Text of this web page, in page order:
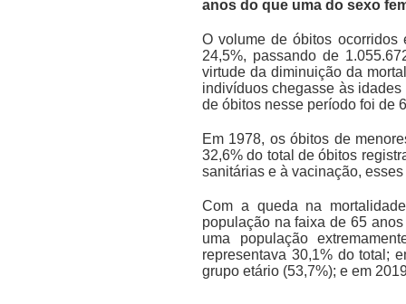
anos do que uma do sexo
O volume de óbitos ocorridos
24,5%, passando de
virtude da diminuição da
indivíduos chegasse às
de óbitos nesse período foi de
Em 1978, os óbitos de
32,6% do total de óbitos
sanitárias e à vacinação,
Com a queda na
população na faixa de 65
uma população
representava 30,1% do total;
grupo etário (53,7%); e em